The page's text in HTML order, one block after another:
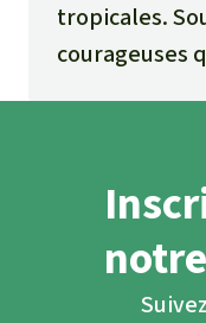
tropicales.
courageuses